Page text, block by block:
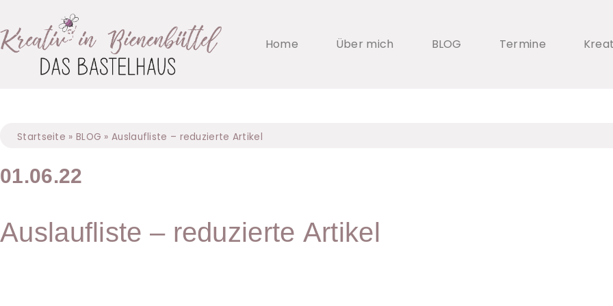
Home Über mich BLOG Termine
Startseite » BLOG »Auslaufliste – reduzierte Artikel
01.06.22
Auslaufliste – reduzierte Artikel